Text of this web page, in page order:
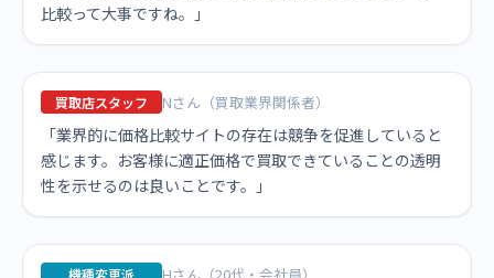
比較って大事ですね。」
買取店スタッフ Nさん（買取業界関係者）
「業界的に価格比較サイトの存在は競争を促進していると
感じます。お客様に適正価格で買取できていることの透明
性を示せるのは良いことです。」
機種変更派